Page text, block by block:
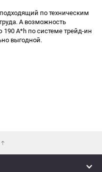
по техническим
А возможность
190 A*h по системе трейд-ин
выгодной.